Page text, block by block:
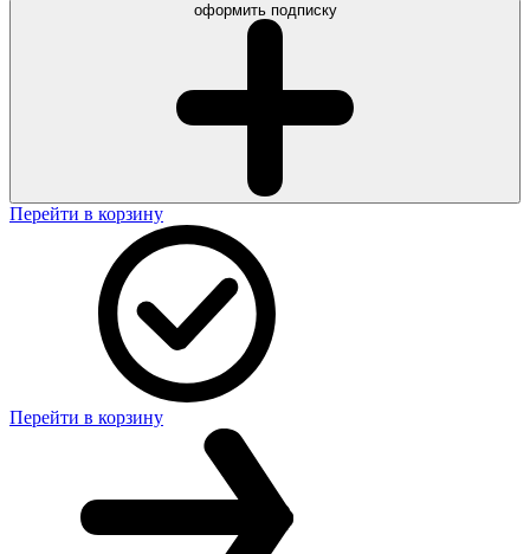
оформить подписку
Перейти в корзину
Перейти в корзину